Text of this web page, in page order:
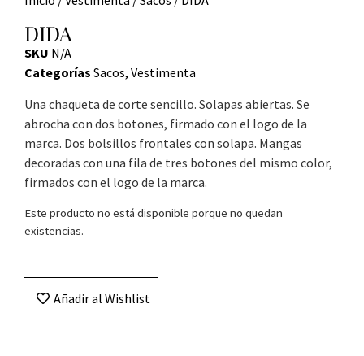
DIDA
SKU N/A
Categorías Sacos, Vestimenta
Una chaqueta de corte sencillo. Solapas abiertas. Se
abrocha con dos botones, firmado con el logo de la
marca. Dos bolsillos frontales con solapa. Mangas
decoradas con una fila de tres botones del mismo color,
firmados con el logo de la marca.
Este producto no está disponible porque no quedan
existencias.
Añadir al Wishlist